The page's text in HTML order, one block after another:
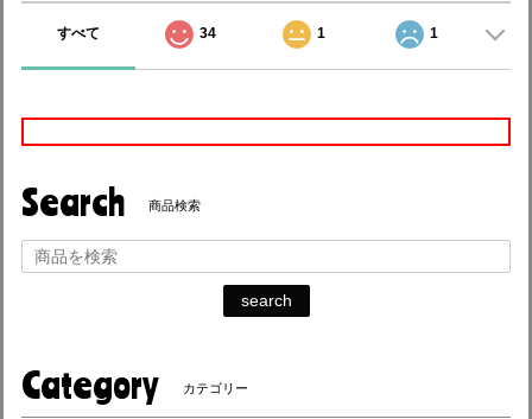
すべて 34 1 1
Search 商品検索
search
Category カテゴリー